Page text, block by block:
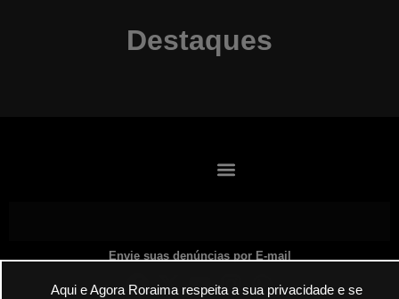
Aqui e Agora Roraima respeita a sua privacidade e se
Destaques
Envie suas denúncias por E-mail